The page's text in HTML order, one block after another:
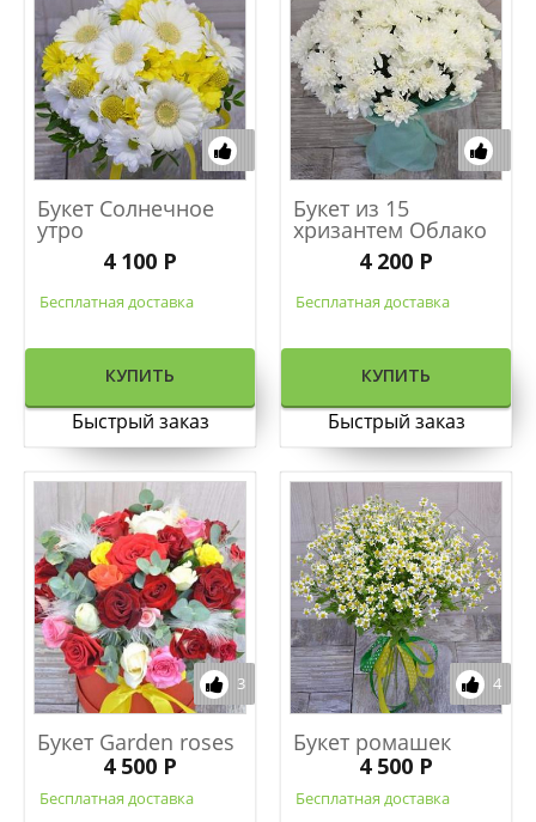
Букет Солнечное
утро
4 100 Р
Бесплатная доставка
КУПИТЬ
Быстрый заказ
Букет из 15
хризантем Облако
4 200 Р
Бесплатная доставка
КУПИТЬ
Быстрый заказ
3
Букет Garden roses
4 500 Р
Бесплатная доставка
4
Букет ромашек
4 500 Р
Бесплатная доставка